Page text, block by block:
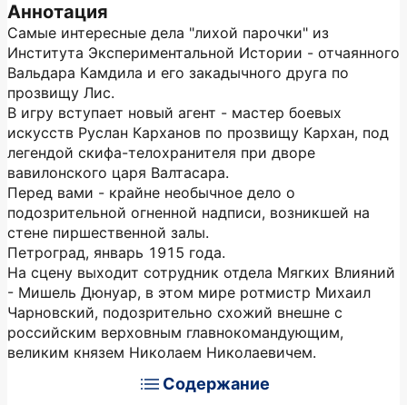
Аннотация
Самые интересные дела "лихой парочки" из
Института Экспериментальной Истории - отчаянного
Вальдара Камдила и его закадычного друга по
прозвищу Лис.
В игру вступает новый агент - мастер боевых
искусств Руслан Карханов по прозвищу Кархан, под
легендой скифа-телохранителя при дворе
вавилонского царя Валтасара.
Перед вами - крайне необычное дело о
подозрительной огненной надписи, возникшей на
стене пиршественной залы.
Петроград, январь 1915 года.
На сцену выходит сотрудник отдела Мягких Влияний
- Мишель Дюнуар, в этом мире ротмистр Михаил
Чарновский, подозрительно схожий внешне с
российским верховным главнокомандующим,
великим князем Николаем Николаевичем.
Содержание